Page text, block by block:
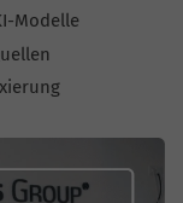
Modelle